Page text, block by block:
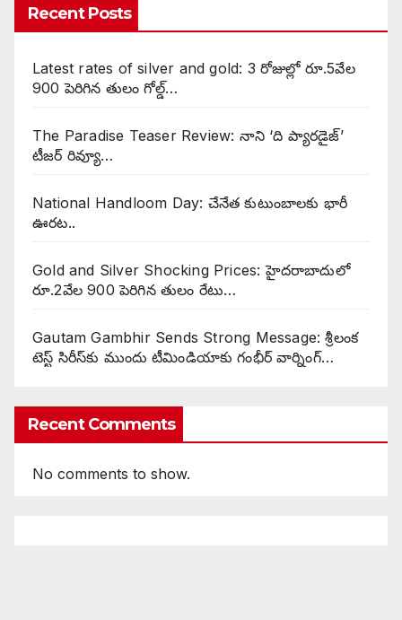
Recent Posts
Latest rates of silver and gold: 3 రోజుల్లో రూ.5వేల
900 పెరిగిన తులం గోల్డ్…
The Paradise Teaser Review: నాని ‘ది ప్యారడైజ్’
టీజర్ రివ్యూ…
National Handloom Day: చేనేత కుటుంబాలకు భారీ
ఊరట..
Gold and Silver Shocking Prices: హైదరాబాదులో
రూ.2వేల 900 పెరిగిన తులం రేటు…
Gautam Gambhir Sends Strong Message: శ్రీలంక
టెస్ట్ సిరీస్‌కు ముందు టీమిండియాకు గంభీర్ వార్నింగ్…
Recent Comments
No comments to show.